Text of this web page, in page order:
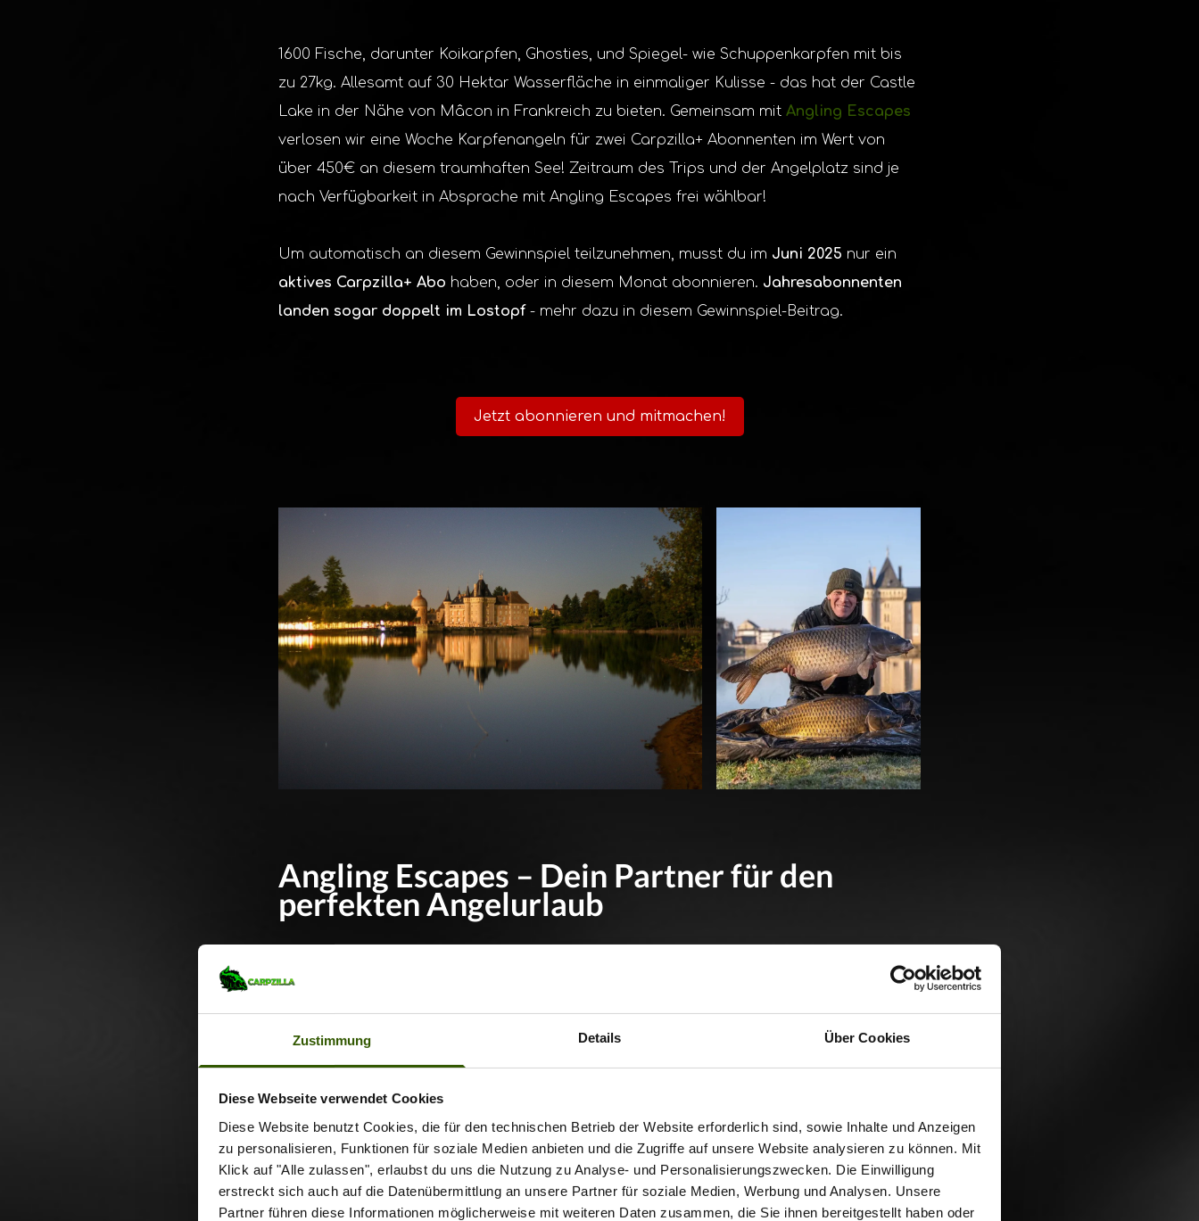
Zustimmung Details Über Cookies
Diese Webseite verwendet Cookies
Diese Website benutzt Cookies, die für den technischen Betrieb der Website erforderlich sind, sowie Inhalte und Anzeigen
zu personalisieren, Funktionen für soziale Medien anbieten und die Zugriffe auf unsere Website analysieren zu können. Mit
Klick auf "Alle zulassen", erlaubst du uns die Nutzung zu Analyse- und Personalisierungszwecken. Die Einwilligung
erstreckt sich auch auf die Datenübermittlung an unsere Partner für soziale Medien, Werbung und Analysen. Unsere
Partner führen diese Informationen möglicherweise mit weiteren Daten zusammen, die Sie ihnen bereitgestellt haben oder
1600 Fische, darunter Koikarpfen, Ghosties, und Spiegel- wie Schuppenkarpfen mit bis
zu 27kg. Allesamt auf 30 Hektar Wasserfläche in einmaliger Kulisse - das hat der Castle
Lake in der Nähe von Mâcon in Frankreich zu bieten. Gemeinsam mit Angling Escapes
verlosen wir eine Woche Karpfenangeln für zwei Carpzilla+ Abonnenten im Wert von
über 450€ an diesem traumhaften See! Zeitraum des Trips und der Angelplatz sind je
nach Verfügbarkeit in Absprache mit Angling Escapes frei wählbar!
Um automatisch an diesem Gewinnspiel teilzunehmen, musst du im Juni 2025 nur ein
aktives Carpzilla+ Abo haben, oder in diesem Monat abonnieren. Jahresabonnenten
landen sogar doppelt im Lostopf - mehr dazu in diesem Gewinnspiel-Beitrag.
Jetzt abonnieren und mitmachen!
Angling Escapes – Dein Partner für den
perfekten Angelurlaub
Ob Frankreich, Spanien, Italien, die Niederlande, Bosnien, Rumänien oder Tschechien –
Castle Lake – Karpfenangeln mit
Schlossblick